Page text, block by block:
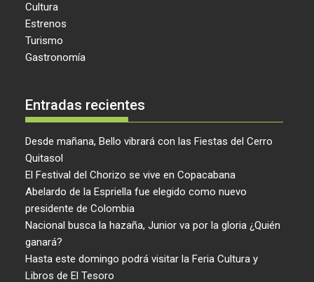
Cultura
Estrenos
Turismo
Gastronomía
Entradas recientes
Desde mañana, Bello vibrará con las Fiestas del Cerro
Quitasol
El Festival del Chorizo se vive en Copacabana
Abelardo de la Espriella fue elegido como nuevo
presidente de Colombia
Nacional busca la hazaña, Junior va por la gloria ¿Quién
ganará?
Hasta este domingo podrá visitar la Feria Cultura y
Libros de El Tesoro